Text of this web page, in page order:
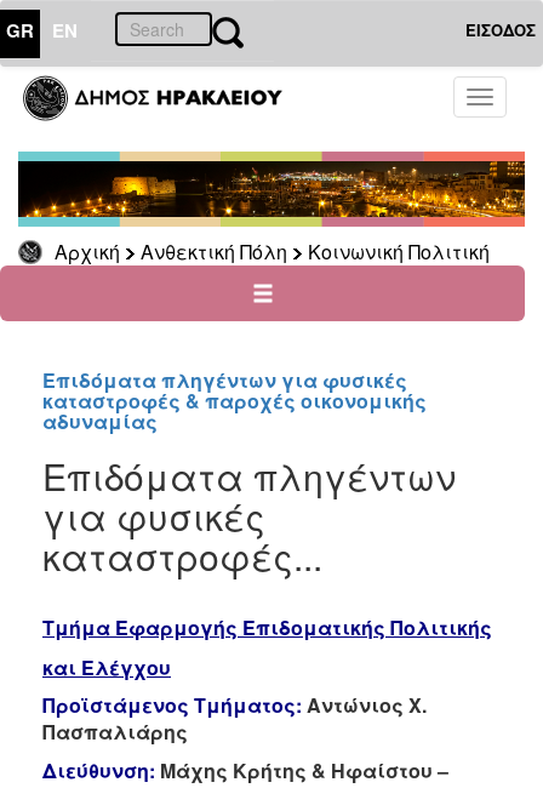
GR EN ΕΙΣΟΔΟΣ
Toggle
Αρχική Ανθεκτική Πόλη Κοινωνική Πολιτική
ΑΝΘΕΚΤΙΚΗ
ΠΟΛΗ
Κοινωνική
Πολιτική
Νέα
Ανακοινώσεις
&
για
Οικονομική
Αδυναμία
Φυσικές
Καταστροφές
Κέντρα
Κοινοτικής
(Κ.Α.Π.Η.)
Δημιουργικής
Απασχόλησης
Παιδιών
(Κ.Δ.Α.Π.)
Επιδόματα πληγέντων για φυσικές
καταστροφές & παροχές οικονομικής
αδυναμίας
Επιδόματα πληγέντων
για φυσικές
καταστροφές...
Τμήμα Εφαρμογής Επιδοματικής Πολιτικής
και Ελέγχου
Προϊστάμενος Τμήματος: Αντώνιος Χ.
Πασπαλιάρης
Διεύθυνση: Μάχης Κρήτης & Ηφαίστου –